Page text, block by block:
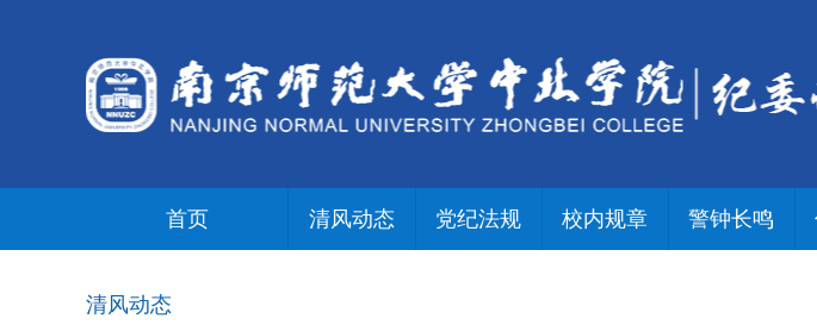
首页 清风动态 党纪法规 校内规章 警钟长鸣
清风动态